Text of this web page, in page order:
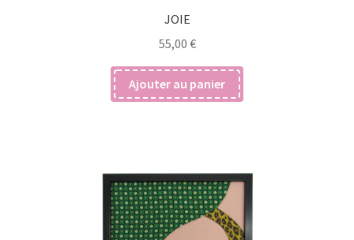
JOIE
55,00 €
Ajouter au panier